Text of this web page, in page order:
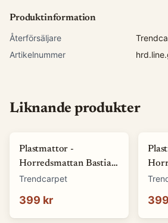
Produktinformation
Återförsäljare
Artikelnummer
Liknande produkter
Plastmattor -
Horredsmattan Bastian
(grön) (Storlek: 70 x 50
Trendcarpet
399 kr